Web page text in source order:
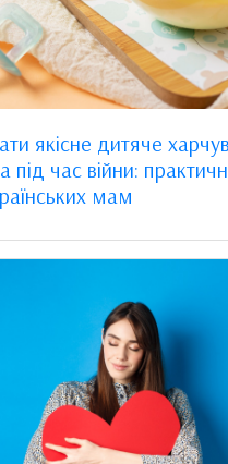
якісне дитяче
під час війни:
мам